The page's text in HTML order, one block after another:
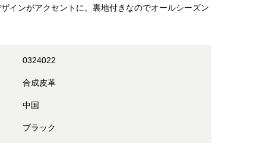
インがアクセントに。裏地付きなのでオールシーズン
0324022
合成皮革
中国
ブラック